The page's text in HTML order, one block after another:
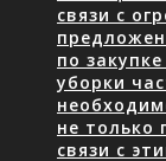
связи с
по
уборки
не только
связи с